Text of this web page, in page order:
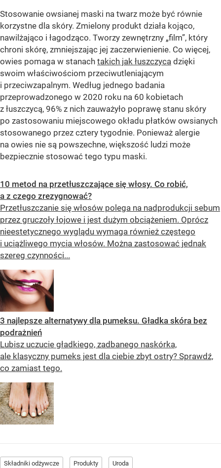
Stosowanie owsianej maski na twarz może być równie
korzystne dla skóry. Zmielony produkt działa kojąco,
nawilżająco i łagodząco. Tworzy zewnętrzny „film”, który
chroni skórę, zmniejszając jej zaczerwienienie. Co więcej,
owies pomaga w stanach takich jak łuszczyca dzięki
swoim właściwościom przeciwutleniającym
i przeciwzapalnym. Według jednego badania
przeprowadzonego w 2020 roku na 60 kobietach
z łuszczycą, 96% z nich zauważyło poprawę stanu skóry
po zastosowaniu miejscowego okładu płatków owsianych
stosowanego przez cztery tygodnie. Ponieważ alergie
na owies nie są powszechne, większość ludzi może
bezpiecznie stosować tego typu maski.
10 metod na przetłuszczające się włosy. Co robić,
a z czego zrezygnować?
Przetłuszczanie się włosów polega na nadprodukcji sebum
przez gruczoły łojowe i jest dużym obciążeniem. Oprócz
nieestetycznego wyglądu wymaga również częstego
i uciążliwego mycia włosów. Można zastosować jednak
szereg czynności...
3 najlepsze alternatywy dla pumeksu. Gładka skóra bez
podrażnień
Lubisz uczucie gładkiego, zadbanego naskórka,
ale klasyczny pumeks jest dla ciebie zbyt ostry? Sprawdź,
co zamiast tego.
Składniki odżywcze Produkty Uroda